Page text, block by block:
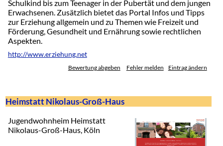
Schulkind bis zum Teenager in der Pubertät und dem jungen
Erwachsenen. Zusätzlich bietet das Portal Infos und Tipps
zur Erziehung allgemein und zu Themen wie Freizeit und
Förderung, Gesundheit und Ernährung sowie rechtlichen
Aspekten.
http://www.erziehung.net
Bewertung abgeben Fehler melden Eintrag ändern
Heimstatt Nikolaus-Groß-Haus
Jugendwohnheim Heimstatt
Nikolaus-Groß-Haus, Köln